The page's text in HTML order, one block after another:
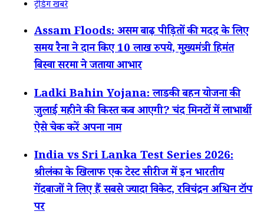
ट्रेंडिंग खबरें
Assam Floods: असम बाढ़ पीड़ितों की मदद के लिए
समय रैना ने दान किए 10 लाख रुपये, मुख्यमंत्री हिमंत
बिस्वा सरमा ने जताया आभार
Ladki Bahin Yojana: लाडकी बहन योजना की
जुलाई महीने की किस्त कब आएगी? चंद मिनटों में लाभार्थी
ऐसे चेक करें अपना नाम
India vs Sri Lanka Test Series 2026:
श्रीलंका के खिलाफ एक टेस्ट सीरीज में इन भारतीय
गेंदबाजों ने लिए हैं सबसे ज्यादा विकेट, रविचंद्रन अश्विन टॉप
पर